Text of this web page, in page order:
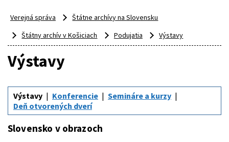
Verejná správa
Štátne archívy na Slovensku
Štátny archív v Košiciach
Podujatia Výstavy
Výstavy
Výstavy Konferencie
Semináre a kurzy
Deň otvorených dverí
Slovensko v obrazoch